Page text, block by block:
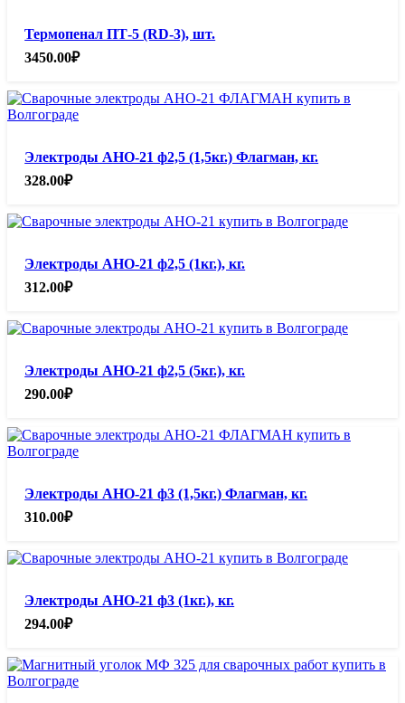
Термопенал ПТ-5 (RD-3), шт.
3450.00₽
Электроды АНО-21 ф2,5 (1,5кг.) Флагман, кг.
328.00₽
Электроды АНО-21 ф2,5 (1кг.), кг.
312.00₽
Электроды АНО-21 ф2,5 (5кг.), кг.
290.00₽
Электроды АНО-21 ф3 (1,5кг.) Флагман, кг.
310.00₽
Электроды АНО-21 ф3 (1кг.), кг.
294.00₽